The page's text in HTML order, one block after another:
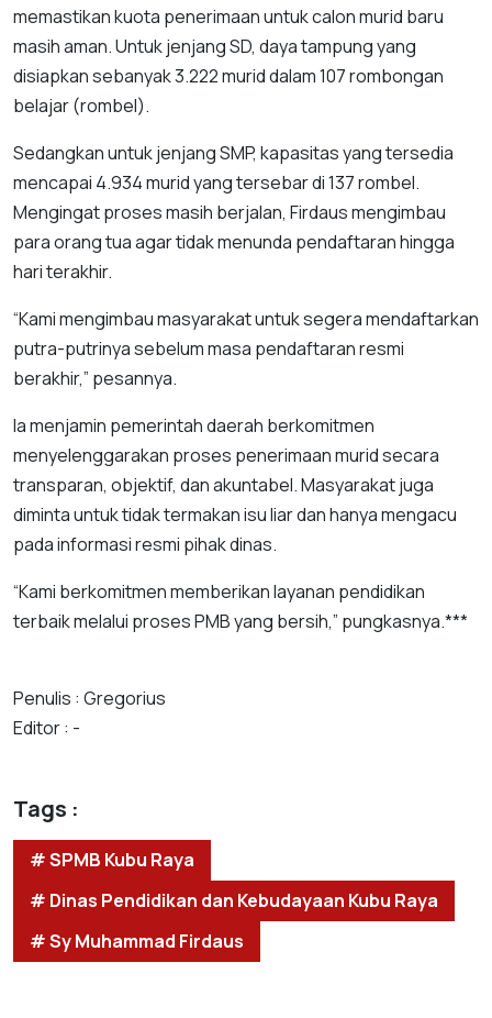
memastikan kuota penerimaan untuk calon murid baru
masih aman. Untuk jenjang SD, daya tampung yang
disiapkan sebanyak 3.222 murid dalam 107 rombongan
belajar (rombel).
Sedangkan untuk jenjang SMP, kapasitas yang tersedia
mencapai 4.934 murid yang tersebar di 137 rombel.
Mengingat proses masih berjalan, Firdaus mengimbau
para orang tua agar tidak menunda pendaftaran hingga
hari terakhir.
“Kami mengimbau masyarakat untuk segera mendaftarkan
putra-putrinya sebelum masa pendaftaran resmi
berakhir,” pesannya.
Ia menjamin pemerintah daerah berkomitmen
menyelenggarakan proses penerimaan murid secara
transparan, objektif, dan akuntabel. Masyarakat juga
diminta untuk tidak termakan isu liar dan hanya mengacu
pada informasi resmi pihak dinas.
“Kami berkomitmen memberikan layanan pendidikan
terbaik melalui proses PMB yang bersih,” pungkasnya.***
Penulis : Gregorius
Editor : -
Tags :
# SPMB Kubu Raya
# Dinas Pendidikan dan Kebudayaan Kubu Raya
# Sy Muhammad Firdaus